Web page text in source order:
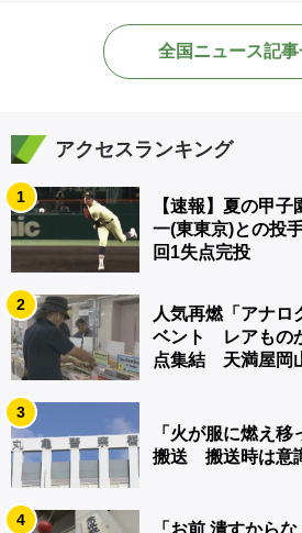
全国ニュース記
アクセスランキング
1
【速報】夏の甲
一(東東京)との投
回1失点完投
2
人気再燃「アナロ
ベント レアもの
点集結 天満屋岡
3
「火が服に燃え
搬送 搬送時は意
4
「お前 潰すから